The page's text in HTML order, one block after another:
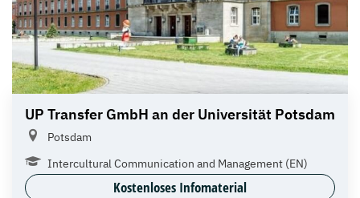
UP Transfer GmbH an der Universität Potsdam
Potsdam
Intercultural Communication and Management (EN)
Kostenloses Infomaterial